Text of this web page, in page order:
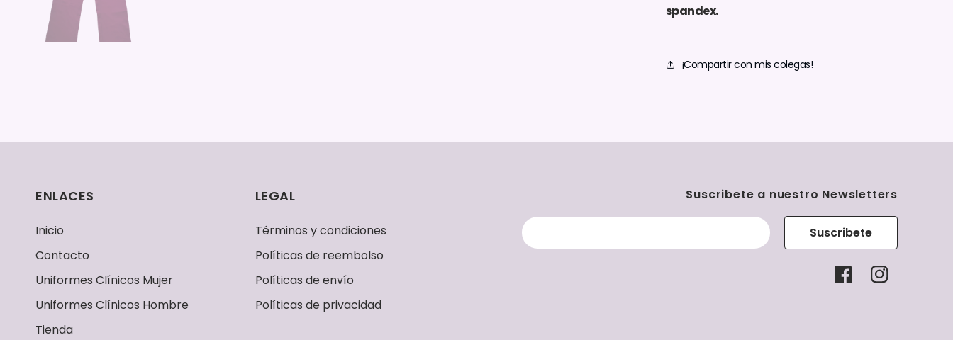
spandex.
¡Compartir con mis colegas!
ENLACES
Inicio
Contacto
Uniformes Clínicos Mujer
Uniformes Clínicos Hombre
Tienda
LEGAL
Términos y condiciones
Políticas de reembolso
Políticas de envío
Políticas de privacidad
Suscribete a nuestro Newsletters
Suscribete
FacebookInstagram